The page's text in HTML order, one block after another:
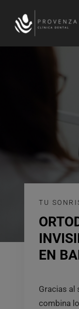
contenido
TU
EN
Gracias al
combina